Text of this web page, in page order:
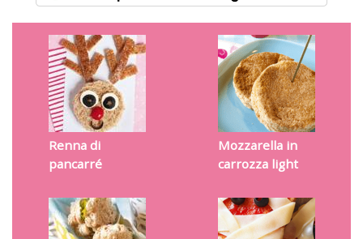
Renna di
pancarré
Mozzarella in
carrozza light